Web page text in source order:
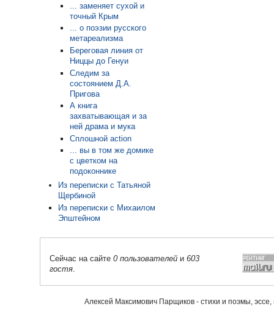
... заменяет сухой и
точный Крым
... о поэзии русского
метареализма
Береговая линия от
Ниццы до Генуи
Следим за
состоянием Д.А.
Пригова
А книга
захватывающая и за
ней драма и мука
Сплошной action
... вы в том же домике
с цветком на
подоконнике
Из переписки с Татьяной
Щербиной
Из переписки с Михаилом
Эпштейном
Сейчас на сайте 0 пользователей и 603
гостя.
Алексей Максимович Парщиков - стихи и поэмы,